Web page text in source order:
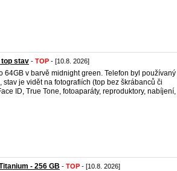
top stav - TOP - [10.8. 2026]
64GB v barvě midnight green. Telefon byl používaný
stav je vidět na fotografiích (top bez škrábanců či
ID, True Tone, fotoaparáty, reproduktory, nabíjení,
- 256 GB - TOP - [10.8. 2026]